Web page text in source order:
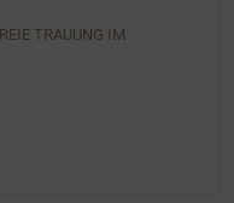
TRAUUNG IM